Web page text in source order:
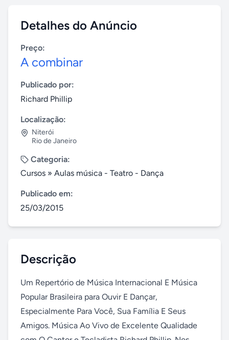
Detalhes do Anúncio
Preço:
A combinar
Publicado por:
Richard Phillip
Localização:
Niterói
Rio de Janeiro
Categoria:
Cursos » Aulas música - Teatro - Dança
Publicado em:
25/03/2015
Descrição
Um Repertório de Música Internacional E Música
Popular Brasileira para Ouvir E Dançar,
Especialmente Para Você, Sua Família E Seus
Amigos. Música Ao Vivo de Excelente Qualidade